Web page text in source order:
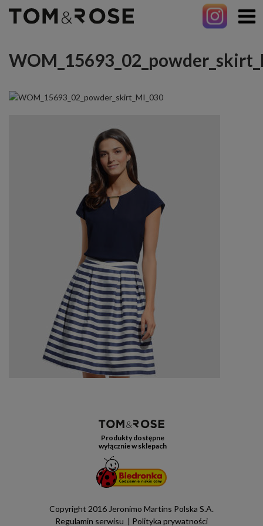
Produkty dostępne
wyłącznie w sklepach
Copyright 2016 Jeronimo Martins Polska S.A.
Regulamin serwisu
Polityka prywatności